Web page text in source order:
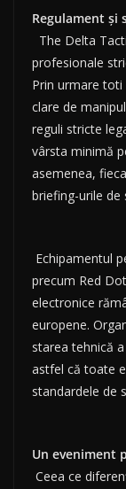
Regulament și
The Delta
profesionale
Prin urmare toti
clare de
reguli stricte
vârsta minimă
asemenea,
briefing-urile de
Echipamentul
precum Red
electronice
europene.
starea tehnică
astfel că toate
standardele de
Un eveniment
Ceea ce